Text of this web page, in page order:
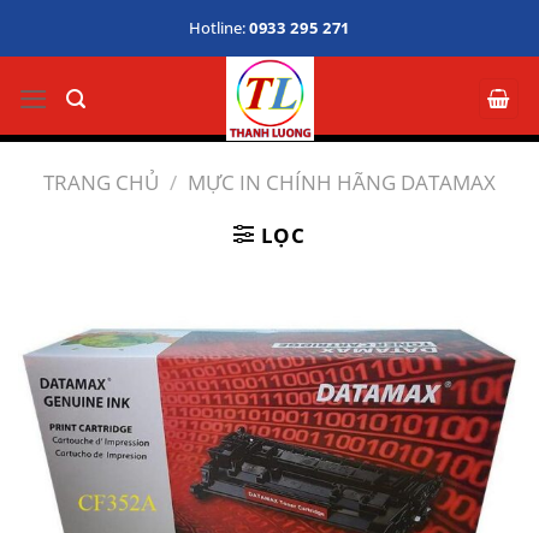
dung
Hotline:0933 295 271
TRANG CHỦ / MỰC IN CHÍNH HÃNG DATAMAX
LỌC